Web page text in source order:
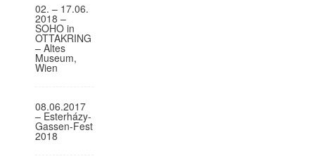
o
n
02. – 17.06.
2018 –
SOHO in
OTTAKRING
– Altes
Museum,
Wien
08.06.2017
– Esterházy-
Gassen-Fest
2018